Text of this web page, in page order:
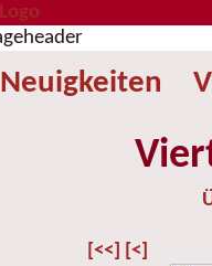
Neuigkeiten
[<<] [<]